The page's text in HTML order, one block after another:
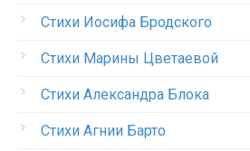
Стихи Иосифа Бродского
Стихи Марины Цветаевой
Стихи Александра Блока
Стихи Агнии Барто